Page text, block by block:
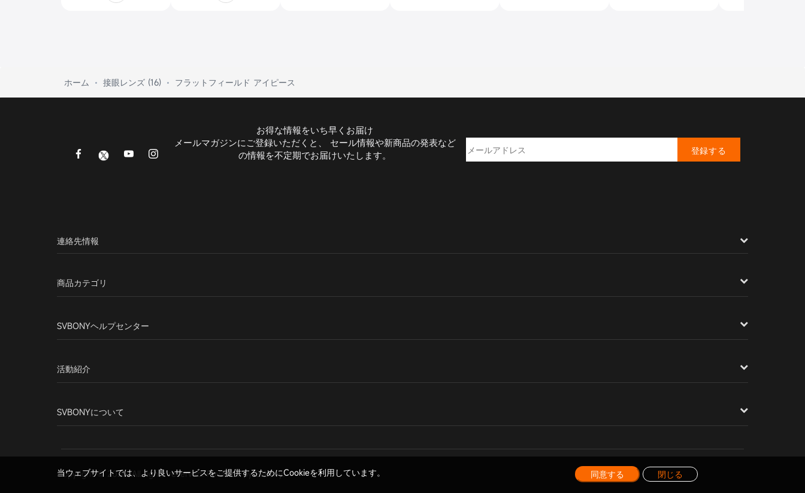
ホーム 接眼レンズ (16) フラットフィールド アイピース
お得な情報をいち早くお届け
メールマガジンにご登録いただくと、 セール情報や新商品の発表など
の情報を不定期でお届けいたします。
登録する
連絡先情報
商品カテゴリ
SVBONYヘルプセンター
活動紹介
SVBONYについて
Copyright © 2026. All rights reserved. Powered by Svbony.
当ウェブサイトでは、より良いサービスをご提供するためにCookieを利用しています。 同意する 閉じる